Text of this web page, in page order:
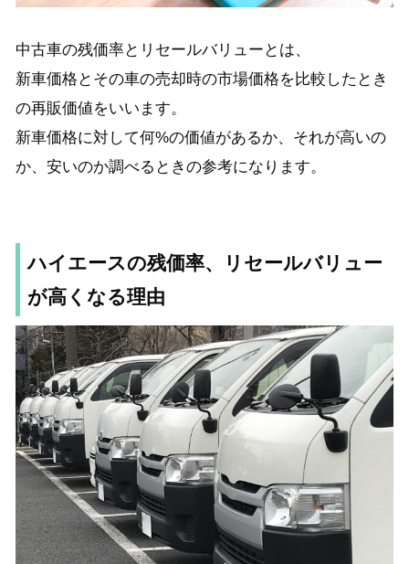
中古車の残価率とリセールバリューとは、
新車価格とその車の売却時の市場価格を比較したとき
の再販価値をいいます。
新車価格に対して何%の価値があるか、それが高いの
か、安いのか調べるときの参考になります。
ハイエースの残価率、リセールバリュー
が高くなる理由